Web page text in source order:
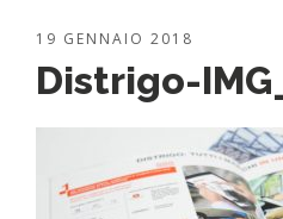
19 GENNAIO 2018
Distrigo-